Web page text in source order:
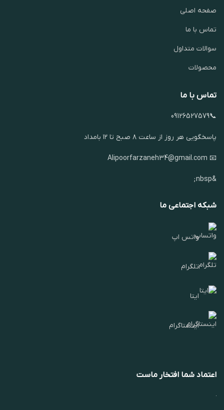
صفحه اصلی
تماس با ما
سوالات متداول
محصولات
تماس با ما
📞09126527579
پاسخگویی هر روز از ساعت ۸ صبح تا ۱۲ بامداد
📧 Alipoorfarzaneh34@gmail.com
&nbsp;
شبکه اجتماعی ما
واتس اپ
تلگرام
ایتا
اینستاگرام
اعتماد شما افتخار ماست